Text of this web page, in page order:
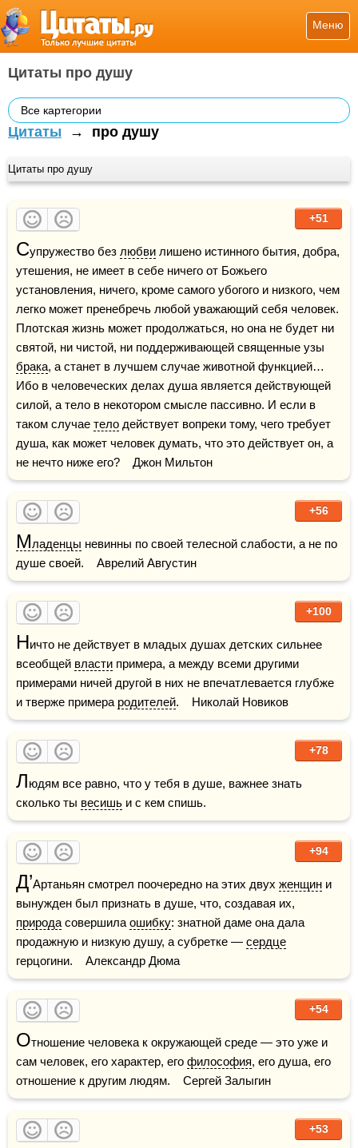
Меню
Цитаты про душу
Все картегории
Цитаты → про душу
Цитаты про душу
+51
Супружество без любви лишено истинного бытия, добра,
утешения, не имеет в себе ничего от Божьего
установления, ничего, кроме самого убогого и низкого, чем
легко может пренебречь любой уважающий себя человек.
Плотская жизнь может продолжаться, но она не будет ни
брака, а станет в лучшем случае животной функцией…
Ибо в человеческих делах душа является действующей
силой, а тело в некотором смысле пассивно. И если в
таком случае тело действует вопреки тому, чего требует
душа, как может человек думать, что это действует он, а
не нечто ниже его?    Джон Мильтон
+56
Младенцы невинны по своей телесной слабости, а не по
душе своей.    Аврелий Августин
+100
Ничто не действует в младых душах детских сильнее
всеобщей власти примера, а между всеми другими
примерами ничей другой в них не впечатлевается глубже
и тверже примера родителей.    Николай Новиков
+78
Людям все равно, что у тебя в душе, важнее знать
сколько ты весишь и с кем спишь.
+94
Д’Артаньян смотрел поочередно на этих двух женщин и
природа совершила ошибку: знатной даме она дала
продажную и низкую душу, а субретке — сердце
герцогини.    Александр Дюма
+54
Отношение человека к окружающей среде — это уже и
сам человек, его характер, его философия, его душа, его
отношение к другим людям.    Сергей Залыгин
+53